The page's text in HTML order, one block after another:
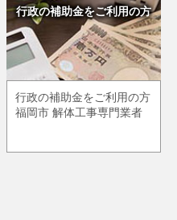
行政の補助金をご利用の方
行政の補助金をご利用の方
福岡市 解体工事専門業者